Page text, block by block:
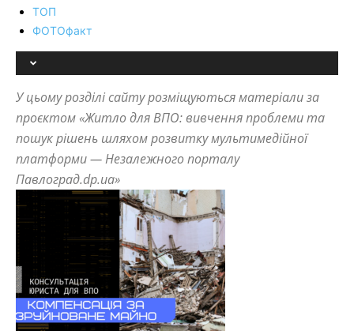
ТОП
ФОТОфакт
У цьому розділі сайту розміщуються матеріали за
проєктом «Житло для ВПО: вивчення проблеми та
пошук рішень шляхом розвитку мультимедійної
платформи — Незалежного порталу
Павлоград.dp.ua»